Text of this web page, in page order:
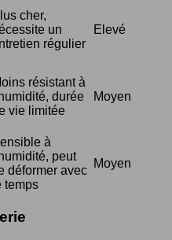
cher,
un
régulier
Elevé
résistant à
durée
vie limitée
Moyen
à
peut
déformer avec
temps
Moyen